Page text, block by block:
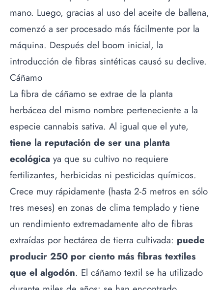
mano. Luego, gracias al uso del aceite de ballena,
comenzó a ser procesado más fácilmente por la
máquina. Después del boom inicial, la
introducción de fibras sintéticas causó su declive.
Cáñamo
La fibra de cáñamo se extrae de la planta
herbácea del mismo nombre perteneciente a la
especie cannabis sativa. Al igual que el yute,
tiene la reputación de ser una planta
ecológica ya que su cultivo no requiere
fertilizantes, herbicidas ni pesticidas químicos.
Crece muy rápidamente (hasta 2-5 metros en sólo
tres meses) en zonas de clima templado y tiene
un rendimiento extremadamente alto de fibras
extraídas por hectárea de tierra cultivada: puede
producir 250 por ciento más fibras textiles
que el algodón. El cáñamo textil se ha utilizado